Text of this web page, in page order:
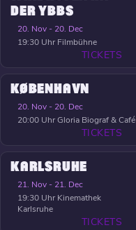
DER YBBS
20. Nov - 20. Dec
19:30 Uhr Filmbühne
TICKETS
KØBENHAVN
20. Nov - 20. Dec
20:00 UhrGloria Biograf & Café
TICKETS
KARLSRUHE
21. Nov - 21. Dec
19:30 Uhr Kinemathek
Karlsruhe
TICKETS